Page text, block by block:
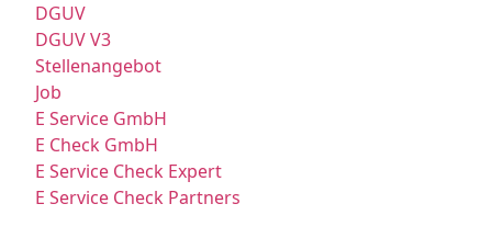
DGUV
DGUV V3
Stellenangebot
Job
E Service GmbH
E Check GmbH
E Service Check Expert
E Service Check Partners